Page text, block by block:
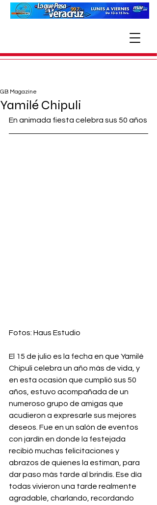
Yamilé Chipuli
GB Magazine
En animada fiesta celebra sus 50 años
Fotos: Haus Estudio
El 15 de julio es la fecha en que Yamilé
Chipuli celebra un año más de vida, y
en esta ocasión que cumplió sus 50
años, estuvo acompañada de un
numeroso grupo de amigas que
acudieron a expresarle sus mejores
deseos. Fue en un salón de eventos
con jardín en donde la festejada
recibió muchas felicitaciones y
abrazos de quienes la estiman, para
dar paso más tarde al brindis. Ese día
todas vivieron una tarde realmente
agradable, charlando, recordando